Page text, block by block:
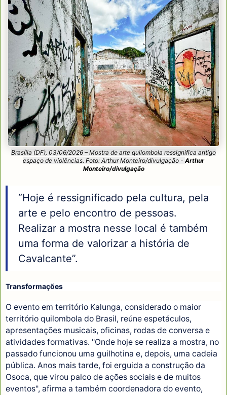
Brasília (DF), 03/06/2026 – Mostra de arte quilombola ressignifica antigo
espaço de violências. Foto: Arthur Monteiro/divulgação - Arthur
Monteiro/divulgação
“Hoje é ressignificado pela cultura, pela
arte e pelo encontro de pessoas.
Realizar a mostra nesse local é também
uma forma de valorizar a história de
Cavalcante”.
Transformações
O evento em território Kalunga, considerado o maior
território quilombola do Brasil, reúne espetáculos,
apresentações musicais, oficinas, rodas de conversa e
atividades formativas. "Onde hoje se realiza a mostra, no
passado funcionou uma guilhotina e, depois, uma cadeia
pública. Anos mais tarde, foi erguida a construção da
Osoca, que virou palco de ações sociais e de muitos
eventos", afirma a também coordenadora do evento,